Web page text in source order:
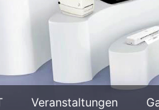
Veranstaltungen